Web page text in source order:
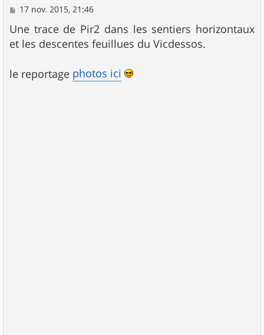
M
s
s
a
17 nov. 2015, 21:46
Une trace de Pir2 dans les sentiers horizontaux
et les descentes feuillues du Vicdessos.
le reportage photos ici